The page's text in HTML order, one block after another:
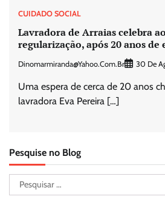
CUIDADO SOCIAL
Lavradora de Arraias celebra
regularização, após 20 anos de
Dinomarmiranda@yahoo.com.br 30 De
Uma espera de cerca de 20 anos
lavradora Eva Pereira […]
Pesquise no Blog
Pesquisar
por: